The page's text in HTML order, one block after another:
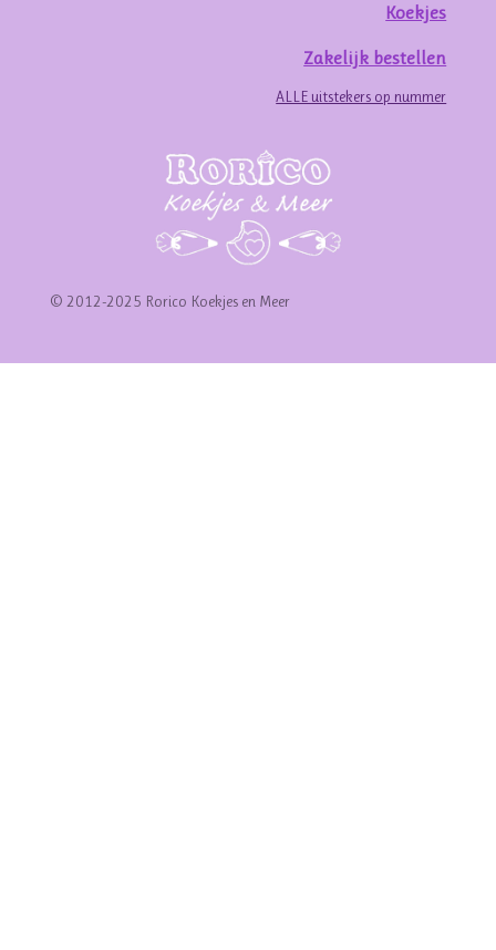
Koekjes
Zakelijk bestellen
ALLE uitstekers op nummer
© 2012-2025 Rorico Koekjes en Meer